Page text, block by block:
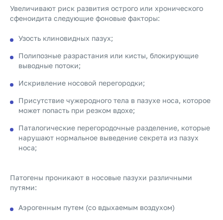
Увеличивают риск развития острого или хронического
сфеноидита следующие фоновые факторы:
Узость клиновидных пазух;
Полипозные разрастания или кисты, блокирующие
выводные потоки;
Искривление носовой перегородки;
Присутствие чужеродного тела в пазухе носа, которое
может попасть при резком вдохе;
Паталогические перегородочные разделение, которые
нарушают нормальное выведение секрета из пазух
носа;
Патогены проникают в носовые пазухи различными
путями:
Аэрогенным путем (со вдыхаемым воздухом)